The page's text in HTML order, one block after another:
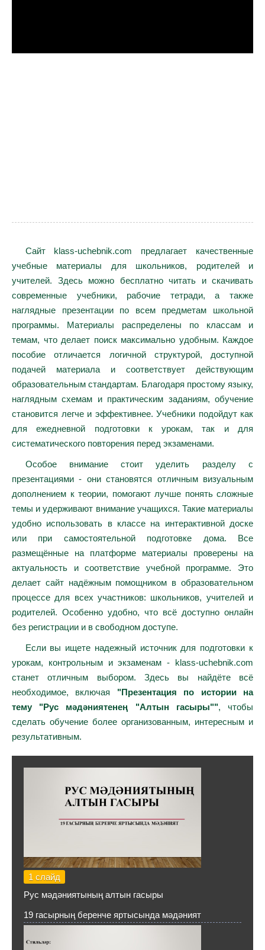
Сайт klass-uchebnik.com предлагает качественные
учебные материалы для школьников, родителей и
учителей. Здесь можно бесплатно читать и скачивать
современные учебники, рабочие тетради, а также
наглядные презентации по всем предметам школьной
программы. Материалы распределены по классам и
темам, что делает поиск максимально удобным. Каждое
пособие отличается логичной структурой, доступной
подачей материала и соответствует действующим
образовательным стандартам. Благодаря простому языку,
наглядным схемам и практическим заданиям, обучение
становится легче и эффективнее. Учебники подойдут как
для ежедневной подготовки к урокам, так и для
систематического повторения перед экзаменами.
Особое внимание стоит уделить разделу с
презентациями - они становятся отличным визуальным
дополнением к теории, помогают лучше понять сложные
темы и удерживают внимание учащихся. Такие материалы
удобно использовать в классе на интерактивной доске
или при самостоятельной подготовке дома. Все
размещённые на платформе материалы проверены на
актуальность и соответствие учебной программе. Это
делает сайт надёжным помощником в образовательном
процессе для всех участников: школьников, учителей и
родителей. Особенно удобно, что всё доступно онлайн
без регистрации и в свободном доступе.
Если вы ищете надежный источник для подготовки к
урокам, контрольным и экзаменам - klass-uchebnik.com
станет отличным выбором. Здесь вы найдёте всё
необходимое, включая "Презентация по истории на
тему "Рус мәдәниятенең "Алтын гасыры"", чтобы
сделать обучение более организованным, интересным и
результативным.
1 слайд
Рус мәдәниятының алтын гасыры
19 гасырның беренче яртысында мәдәният